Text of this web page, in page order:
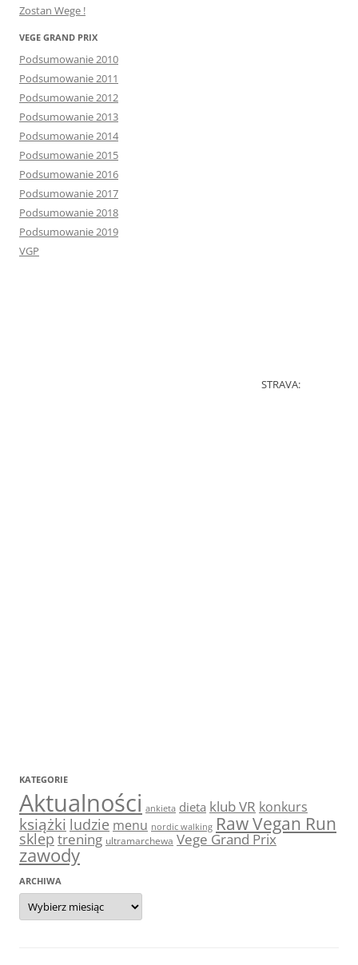
Zostan Wege !
VEGE GRAND PRIX
Podsumowanie 2010
Podsumowanie 2011
Podsumowanie 2012
Podsumowanie 2013
Podsumowanie 2014
Podsumowanie 2015
Podsumowanie 2016
Podsumowanie 2017
Podsumowanie 2018
Podsumowanie 2019
VGP
STRAVA:
KATEGORIE
Aktualności ankieta dieta klub VR konkurs
książki ludzie menu nordic walking Raw Vegan Run
skleptrening ultramarchewa Vege Grand Prix
zawody
ARCHIWA
Archiwa